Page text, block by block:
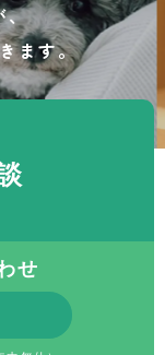
、
ます。
せ